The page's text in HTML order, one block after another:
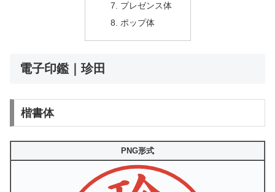
プレゼンス体
ポップ体
電子印鑑｜珍田
楷書体
PNG形式